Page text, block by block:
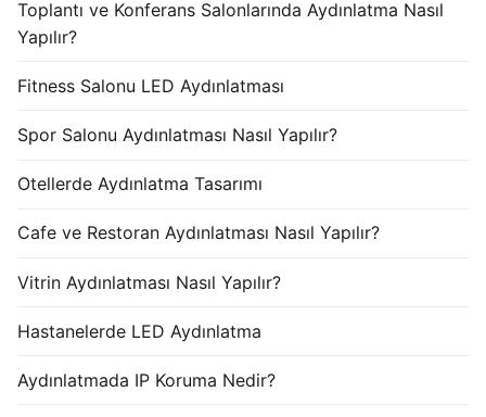
Toplantı ve Konferans Salonlarında Aydınlatma Nasıl
Yapılır?
Fitness Salonu LED Aydınlatması
Spor Salonu Aydınlatması Nasıl Yapılır?
Otellerde Aydınlatma Tasarımı
Cafe ve Restoran Aydınlatması Nasıl Yapılır?
Vitrin Aydınlatması Nasıl Yapılır?
Hastanelerde LED Aydınlatma
Aydınlatmada IP Koruma Nedir?